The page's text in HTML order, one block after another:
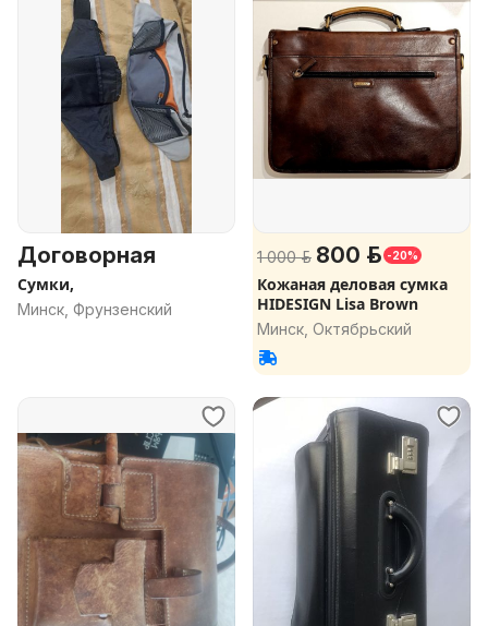
Договорная
Сумки,
Минск, Фрунзенский
1 000 р. 800 р. -20%
Кожаная деловая сумка
HIDESIGN Lisa Brown
Минск, Октябрьский